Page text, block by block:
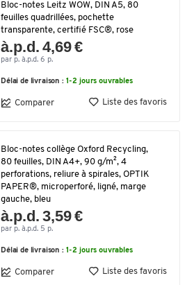
Bloc-notes Leitz WOW, DIN A5, 80
feuilles quadrillées, pochette
transparente, certifié FSC®, rose
à.p.d. 4,69 €
par p. à.p.d. 6 p.
Délai de livraison : 1-2 jours ouvrables
Comparer Liste des favoris
Bloc-notes collège Oxford Recycling,
80 feuilles, DIN A4+, 90 g/m², 4
perforations, reliure à spirales, OPTIK
PAPER®, microperforé, ligné, marge
gauche, bleu
à.p.d. 3,59 €
par p. à.p.d. 5 p.
Délai de livraison : 1-2 jours ouvrables
Comparer Liste des favoris